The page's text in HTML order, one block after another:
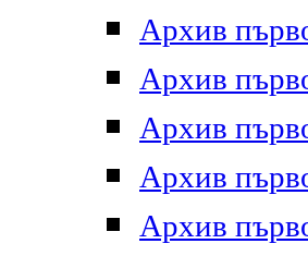
Архив
Архив
Архив
Архив
Архив